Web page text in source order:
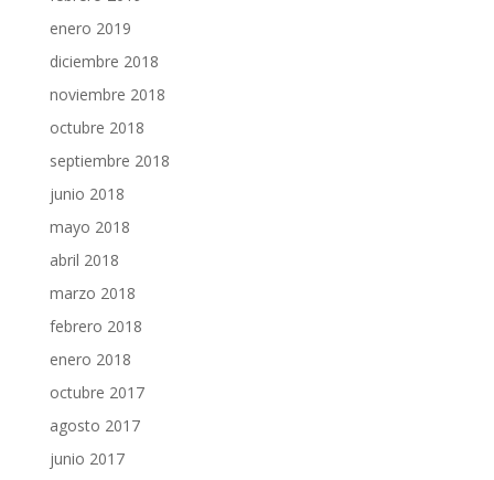
enero 2019
diciembre 2018
noviembre 2018
octubre 2018
septiembre 2018
junio 2018
mayo 2018
abril 2018
marzo 2018
febrero 2018
enero 2018
octubre 2017
agosto 2017
junio 2017